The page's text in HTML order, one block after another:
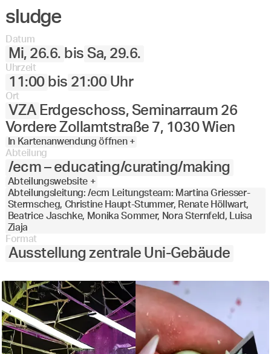
sludge
Datum
Mi, 26.6. bis Sa, 29.6.
Uhrzeit
11:00 bis 21:00 Uhr
Ort
VZA Erdgeschoss, Seminarraum 26
Vordere Zollamtstraße 7, 1030 Wien
In Kartenanwendung öffnen +
Abteilung
/ecm – educating/curating/making
Abteilungswebsite +
Abteilungsleitung: /ecm Leitungsteam: Martina Griesser-
Stermscheg, Christine Haupt-Stummer, Renate Höllwart,
Beatrice Jaschke, Monika Sommer, Nora Sternfeld, Luisa
Ziaja
Format
Ausstellung zentrale Uni-Gebäude